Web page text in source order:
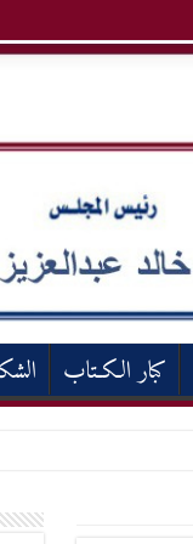
كبار الكـتاب